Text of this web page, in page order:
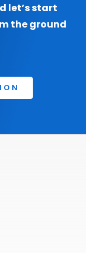
let’s start
the ground